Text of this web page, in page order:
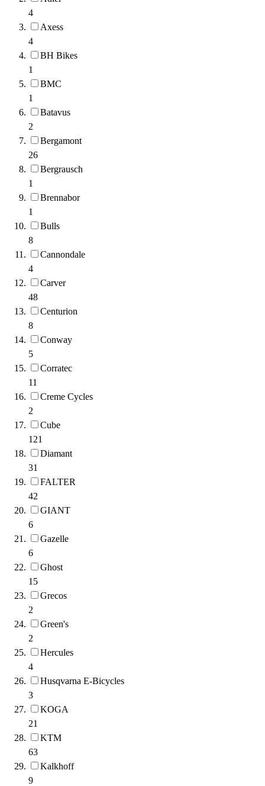
4
Axess
4
BH Bikes
1
BMC
1
Batavus
2
Bergamont
26
Bergrausch
1
Brennabor
1
Bulls
8
Cannondale
4
Carver
48
Centurion
8
Conway
5
Corratec
11
Creme Cycles
2
Cube
121
Diamant
31
FALTER
42
GIANT
6
Gazelle
6
Ghost
15
Grecos
2
Green's
2
Hercules
4
Husqvarna E-Bicycles
3
KOGA
21
KTM
63
Kalkhoff
9